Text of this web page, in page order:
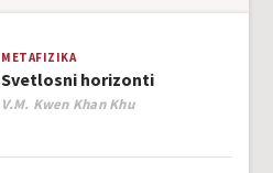
METAFIZIKA
Svetlosni horizonti
Author
V.M. Kwen Khan Khu